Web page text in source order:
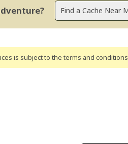
is subject to the terms and conditions